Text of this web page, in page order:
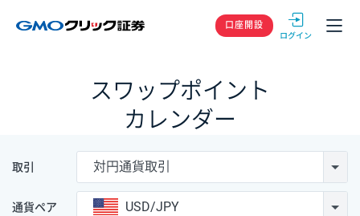
GMOクリック
口座開設
スワップポイント
カレンダー
取引 対円通貨取引
通貨ペア USD/JPY